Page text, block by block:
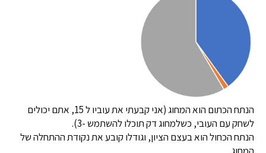
הנתח הכתום הוא המחוג (אני קבעתי את עוביו ל 15, אתם יכולים
לשחק עם העובי, כשלמחוג דק תוכלו להשתמש -3).
הנתח הכחול הוא בעצם הציון, וגודלו קובע את נקודת ההתחלה של